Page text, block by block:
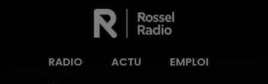
RADIO ACTU
EMPLOI